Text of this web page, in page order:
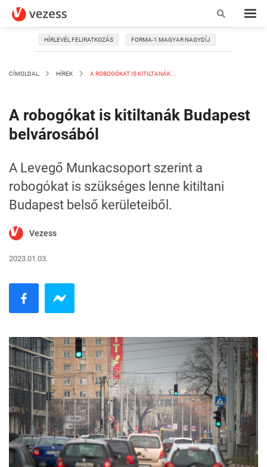
HÍRLEVÉL FELIRATKOZÁS FORMA-1 MAGYAR NAGYDÍJ
CÍMOLDAL HÍREK A ROBOGÓKAT IS KITILTANÁK...
A robogókat is kitiltanák Budapest
belvárosából
A Levegő Munkacsoport szerint a
robogókat is szükséges lenne kitiltani
Budapest belső kerületeiből.
Vezess
2023.01.03.